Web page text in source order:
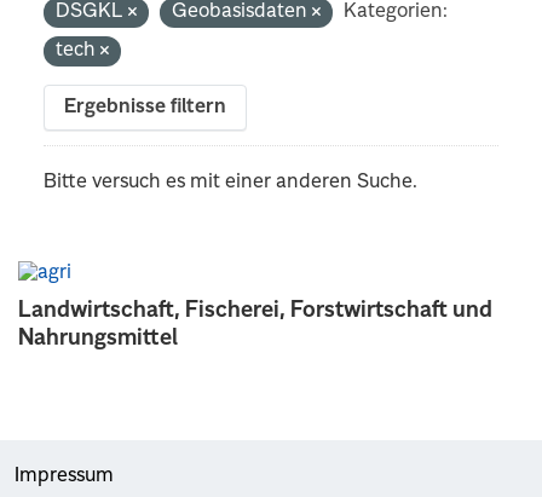
Landwirtschaft, Fischerei, Forstwirtschaft und
Nahrungsmittel
DSGKL
Geobasisdaten
Kategorien:
tech
Ergebnisse filtern
Bitte versuch es mit einer anderen Suche.
Impressum